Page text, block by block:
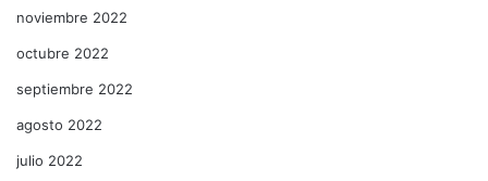
noviembre 2022
octubre 2022
septiembre 2022
agosto 2022
julio 2022